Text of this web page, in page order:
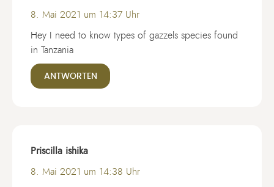
8. Mai 2021 um 14:37 Uhr
Hey I need to know types of gazzels species found
in Tanzania
ANTWORTEN
Priscilla ishika
8. Mai 2021 um 14:38 Uhr